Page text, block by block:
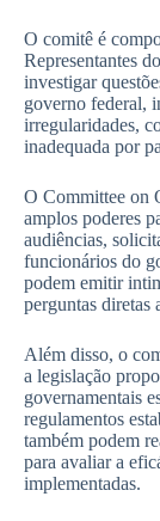
O comitê é
Representantes
investigar
governo federal,
irregularidades,
inadequada por
O Committee on
amplos poderes
audiências,
funcionários do
podem emitir
perguntas diretas
Além disso, o
a legislação
governamentais
regulamentos
também podem
para avaliar a
implementadas.